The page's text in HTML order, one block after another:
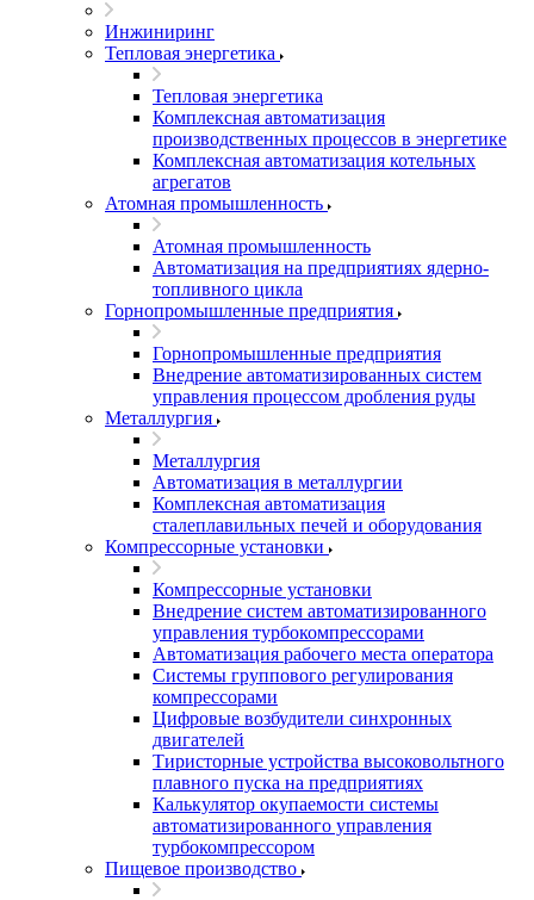
Инжиниринг
Тепловая энергетика
Тепловая энергетика
Комплексная автоматизация
производственных процессов в энергетике
Комплексная автоматизация котельных
агрегатов
Атомная промышленность
Атомная промышленность
Автоматизация на предприятиях ядерно-
топливного цикла
Горнопромышленные предприятия
Горнопромышленные предприятия
Внедрение автоматизированных систем
управления процессом дробления руды
Металлургия
Металлургия
Автоматизация в металлургии
Комплексная автоматизация
сталеплавильных печей и оборудования
Компрессорные установки
Компрессорные установки
Внедрение систем автоматизированного
управления турбокомпрессорами
Автоматизация рабочего места оператора
Системы группового регулирования
компрессорами
Цифровые возбудители синхронных
двигателей
Тиристорные устройства высоковольтного
плавного пуска на предприятиях
Калькулятор окупаемости системы
автоматизированного управления
турбокомпрессором
Пищевое производство